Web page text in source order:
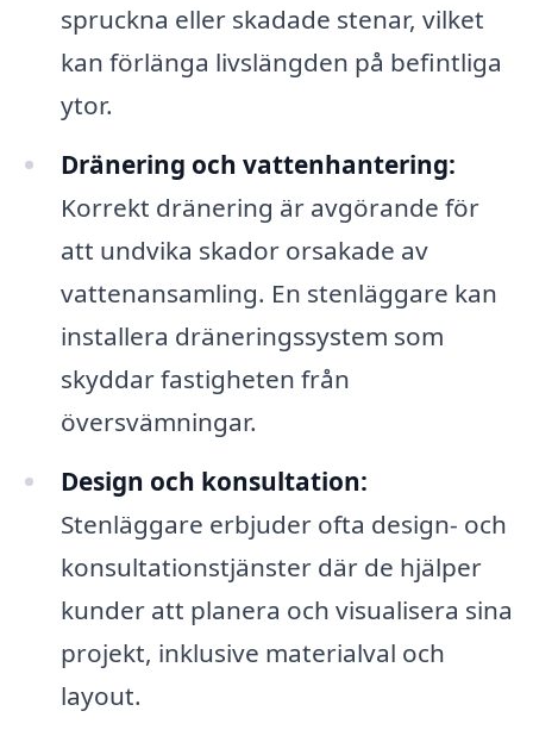
spruckna eller skadade stenar, vilket
kan förlänga livslängden på befintliga
ytor.
Dränering och vattenhantering:
Korrekt dränering är avgörande för
att undvika skador orsakade av
vattenansamling. En stenläggare kan
installera dräneringssystem som
skyddar fastigheten från
översvämningar.
Design och konsultation:
Stenläggare erbjuder ofta design- och
konsultationstjänster där de hjälper
kunder att planera och visualisera sina
projekt, inklusive materialval och
layout.